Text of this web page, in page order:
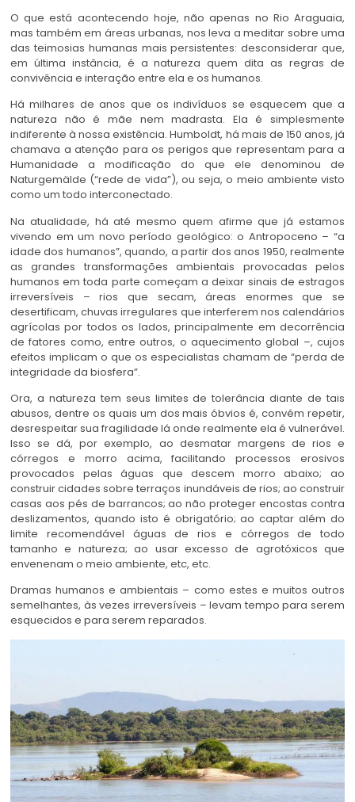
O que está acontecendo hoje, não apenas no Rio Araguaia,
mas também em áreas urbanas, nos leva a meditar sobre uma
das teimosias humanas mais persistentes: desconsiderar que,
em última instância, é a natureza quem dita as regras de
convivência e interação entre ela e os humanos.
Há milhares de anos que os indivíduos se esquecem que a
natureza não é mãe nem madrasta. Ela é simplesmente
indiferente à nossa existência. Humboldt, há mais de 150 anos, já
chamava a atenção para os perigos que representam para a
Humanidade a modificação do que ele denominou de
Naturgemälde (“rede de vida”), ou seja, o meio ambiente visto
como um todo interconectado.
Na atualidade, há até mesmo quem afirme que já estamos
vivendo em um novo período geológico: o Antropoceno – “a
idade dos humanos”, quando, a partir dos anos 1950, realmente
as grandes transformações ambientais provocadas pelos
humanos em toda parte começam a deixar sinais de estragos
irreversíveis – rios que secam, áreas enormes que se
desertificam, chuvas irregulares que interferem nos calendários
agrícolas por todos os lados, principalmente em decorrência
de fatores como, entre outros, o aquecimento global –, cujos
efeitos implicam o que os especialistas chamam de “perda de
integridade da biosfera”.
Ora, a natureza tem seus limites de tolerância diante de tais
abusos, dentre os quais um dos mais óbvios é, convém repetir,
desrespeitar sua fragilidade lá onde realmente ela é vulnerável.
Isso se dá, por exemplo, ao desmatar margens de rios e
córregos e morro acima, facilitando processos erosivos
provocados pelas águas que descem morro abaixo; ao
construir cidades sobre terraços inundáveis de rios; ao construir
casas aos pés de barrancos; ao não proteger encostas contra
deslizamentos, quando isto é obrigatório; ao captar além do
limite recomendável águas de rios e córregos de todo
tamanho e natureza; ao usar excesso de agrotóxicos que
envenenam o meio ambiente, etc, etc.
Dramas humanos e ambientais – como estes e muitos outros
semelhantes, às vezes irreversíveis – levam tempo para serem
esquecidos e para serem reparados.